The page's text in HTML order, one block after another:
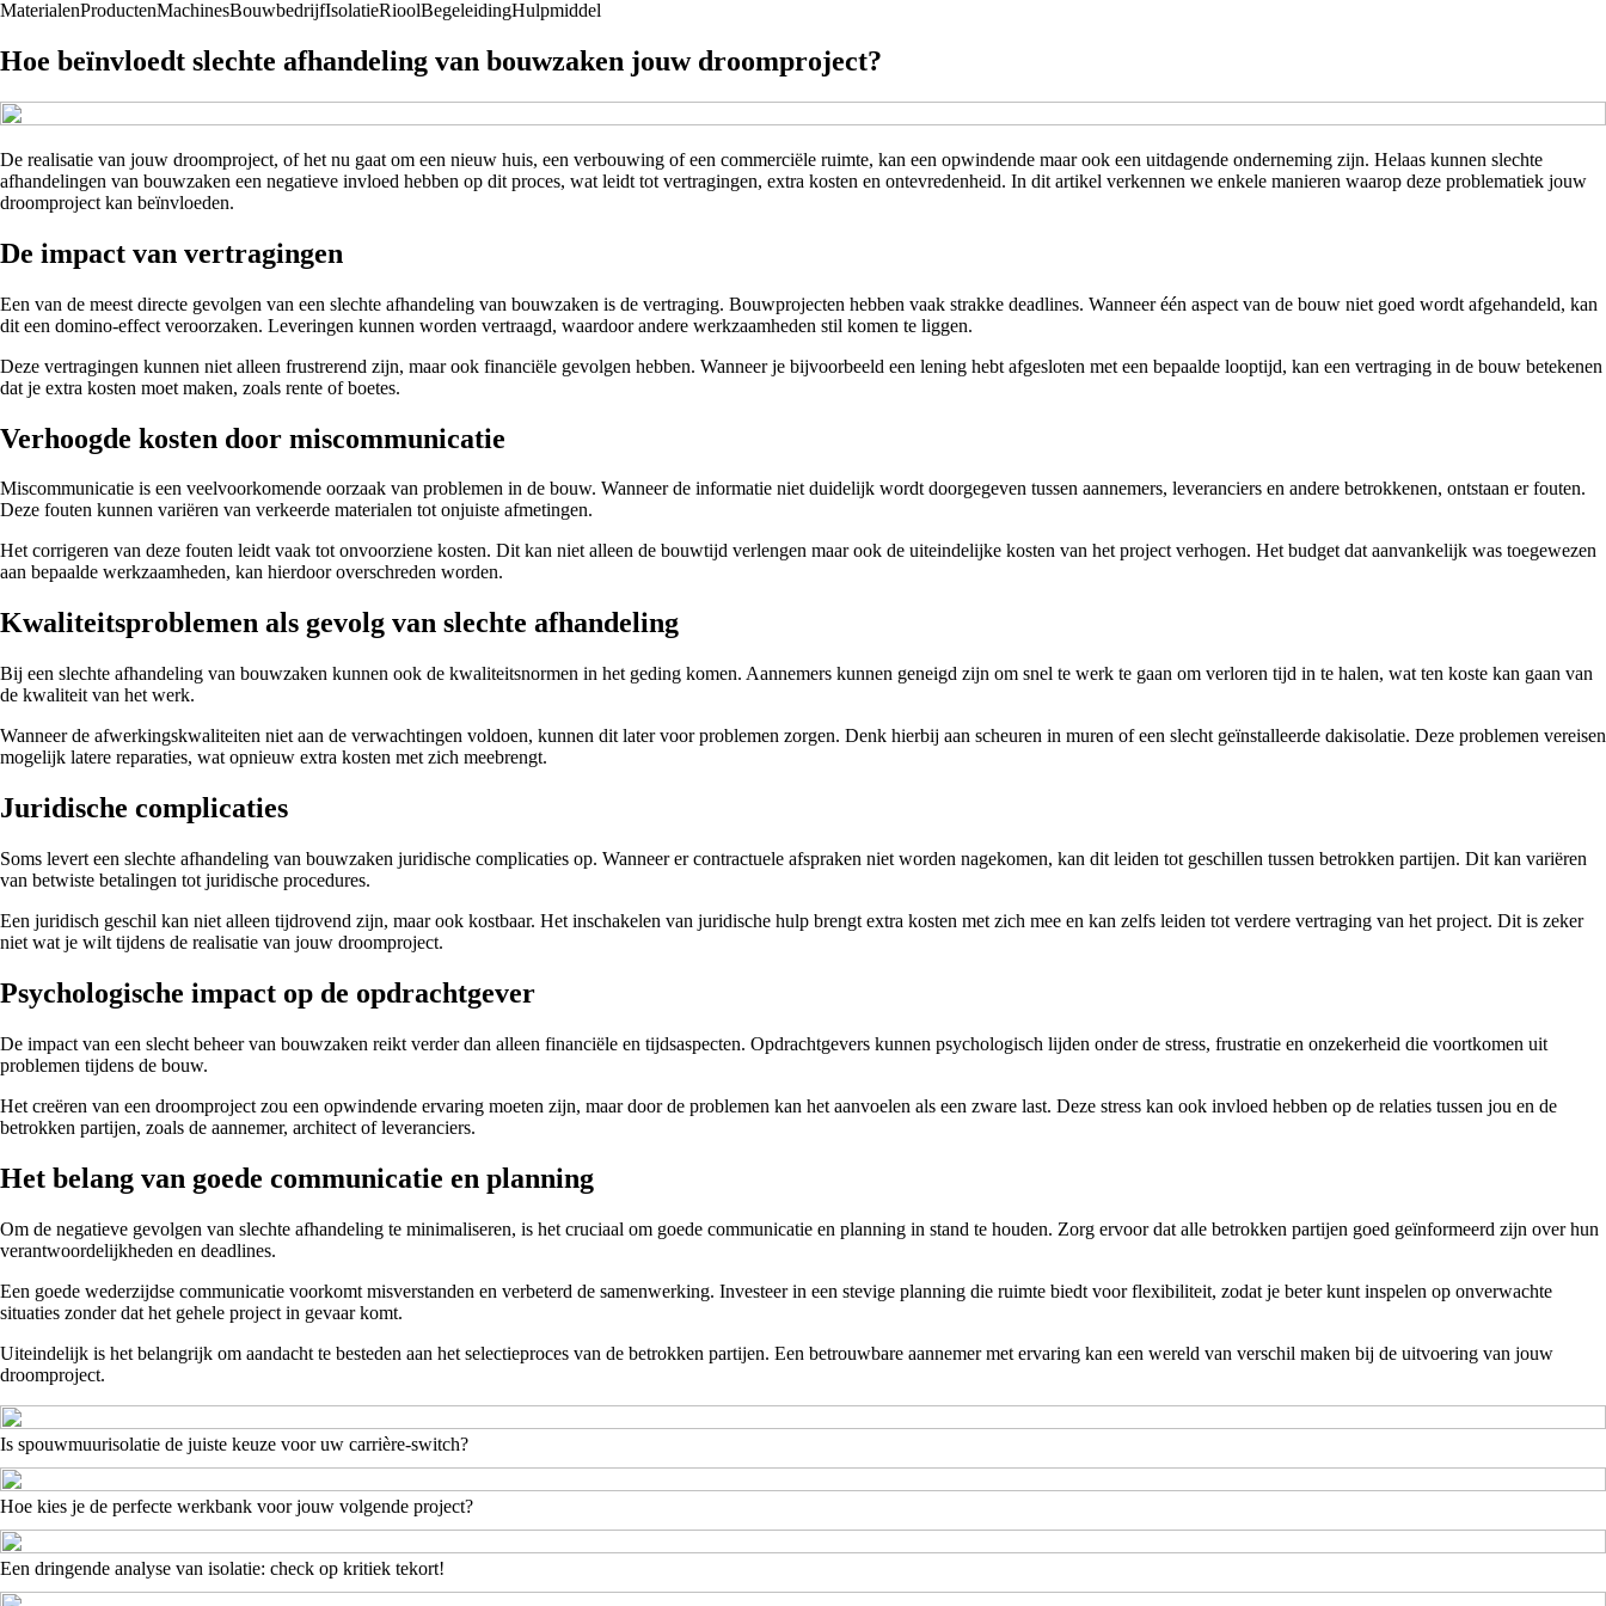
MaterialenProductenMachinesBouwbedrijfIsolatieRioolBegeleidingHulpmiddel
Hoe beïnvloedt slechte afhandeling van bouwzaken jouw droomproject?
De realisatie van jouw droomproject, of het nu gaat om een nieuw huis, een verbouwing of een commerciële ruimte, kan een opwindende maar ook een uitdagende onderneming zijn. Helaas kunnen slechte
afhandelingen van bouwzaken een negatieve invloed hebben op dit proces, wat leidt tot vertragingen, extra kosten en ontevredenheid. In dit artikel verkennen we enkele manieren waarop deze problematiek jouw
droomproject kan beïnvloeden.
De impact van vertragingen
Een van de meest directe gevolgen van een slechte afhandeling van bouwzaken is de vertraging. Bouwprojecten hebben vaak strakke deadlines. Wanneer één aspect van de bouw niet goed wordt afgehandeld, kan
dit een domino-effect veroorzaken. Leveringen kunnen worden vertraagd, waardoor andere werkzaamheden stil komen te liggen.
Deze vertragingen kunnen niet alleen frustrerend zijn, maar ook financiële gevolgen hebben. Wanneer je bijvoorbeeld een lening hebt afgesloten met een bepaalde looptijd, kan een vertraging in de bouw betekenen
dat je extra kosten moet maken, zoals rente of boetes.
Verhoogde kosten door miscommunicatie
Miscommunicatie is een veelvoorkomende oorzaak van problemen in de bouw. Wanneer de informatie niet duidelijk wordt doorgegeven tussen aannemers, leveranciers en andere betrokkenen, ontstaan er fouten.
Deze fouten kunnen variëren van verkeerde materialen tot onjuiste afmetingen.
Het corrigeren van deze fouten leidt vaak tot onvoorziene kosten. Dit kan niet alleen de bouwtijd verlengen maar ook de uiteindelijke kosten van het project verhogen. Het budget dat aanvankelijk was toegewezen
aan bepaalde werkzaamheden, kan hierdoor overschreden worden.
Kwaliteitsproblemen als gevolg van slechte afhandeling
Bij een slechte afhandeling van bouwzaken kunnen ook de kwaliteitsnormen in het geding komen. Aannemers kunnen geneigd zijn om snel te werk te gaan om verloren tijd in te halen, wat ten koste kan gaan van
de kwaliteit van het werk.
Wanneer de afwerkingskwaliteiten niet aan de verwachtingen voldoen, kunnen dit later voor problemen zorgen. Denk hierbij aan scheuren in muren of een slecht geïnstalleerde dakisolatie. Deze problemen vereisen
mogelijk latere reparaties, wat opnieuw extra kosten met zich meebrengt.
Juridische complicaties
Soms levert een slechte afhandeling van bouwzaken juridische complicaties op. Wanneer er contractuele afspraken niet worden nagekomen, kan dit leiden tot geschillen tussen betrokken partijen. Dit kan variëren
van betwiste betalingen tot juridische procedures.
Een juridisch geschil kan niet alleen tijdrovend zijn, maar ook kostbaar. Het inschakelen van juridische hulp brengt extra kosten met zich mee en kan zelfs leiden tot verdere vertraging van het project. Dit is zeker
niet wat je wilt tijdens de realisatie van jouw droomproject.
Psychologische impact op de opdrachtgever
De impact van een slecht beheer van bouwzaken reikt verder dan alleen financiële en tijdsaspecten. Opdrachtgevers kunnen psychologisch lijden onder de stress, frustratie en onzekerheid die voortkomen uit
problemen tijdens de bouw.
Het creëren van een droomproject zou een opwindende ervaring moeten zijn, maar door de problemen kan het aanvoelen als een zware last. Deze stress kan ook invloed hebben op de relaties tussen jou en de
betrokken partijen, zoals de aannemer, architect of leveranciers.
Het belang van goede communicatie en planning
Om de negatieve gevolgen van slechte afhandeling te minimaliseren, is het cruciaal om goede communicatie en planning in stand te houden. Zorg ervoor dat alle betrokken partijen goed geïnformeerd zijn over hun
verantwoordelijkheden en deadlines.
Een goede wederzijdse communicatie voorkomt misverstanden en verbeterd de samenwerking. Investeer in een stevige planning die ruimte biedt voor flexibiliteit, zodat je beter kunt inspelen op onverwachte
situaties zonder dat het gehele project in gevaar komt.
Uiteindelijk is het belangrijk om aandacht te besteden aan het selectieproces van de betrokken partijen. Een betrouwbare aannemer met ervaring kan een wereld van verschil maken bij de uitvoering van jouw
droomproject.
Is spouwmuurisolatie de juiste keuze voor uw carrière-switch?
Hoe kies je de perfecte werkbank voor jouw volgende project?
Een dringende analyse van isolatie: check op kritiek tekort!